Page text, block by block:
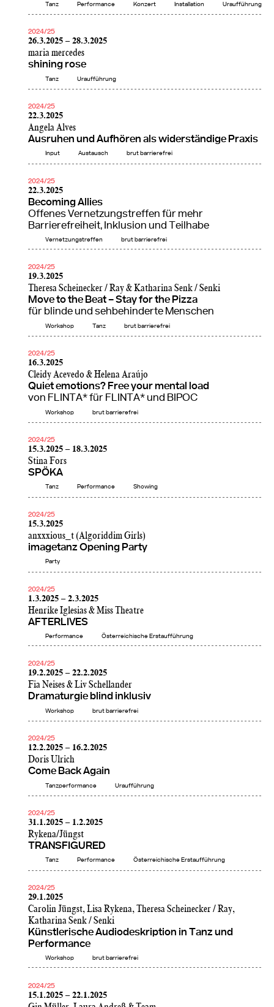
Tanz Performance Konzert Installation Uraufführung
2024/25
26.3.2025 – 28.3.2025
maria mercedes
shining rose
Tanz Uraufführung
2024/25
22.3.2025
Angela Alves
Ausruhen und Aufhören als widerständige Praxis
Input Austausch brut barrierefrei
2024/25
22.3.2025
Becoming Allies
Offenes Vernetzungstreffen für mehr
Barrierefreiheit, Inklusion und Teilhabe
Vernetzungstreffen brut barrierefrei
2024/25
19.3.2025
Theresa Scheinecker / Ray & Katharina Senk / Senki
Move to the Beat – Stay for the Pizza
für blinde und sehbehinderte Menschen
Workshop Tanz brut barrierefrei
2024/25
16.3.2025
Cleidy Acevedo & Helena Araújo
Quiet emotions? Free your mental load
von FLINTA* für FLINTA* und BIPOC
Workshop brut barrierefrei
2024/25
15.3.2025 – 18.3.2025
Stina Fors
SPÖKA
Tanz Performance Showing
2024/25
15.3.2025
anxxxious_t (Algoriddim Girls)
imagetanz Opening Party
Party
2024/25
1.3.2025 – 2.3.2025
Henrike Iglesias & Miss Theatre
AFTERLIVES
Performance Österreichische Erstaufführung
2024/25
19.2.2025 – 22.2.2025
Fia Neises & Liv Schellander
Dramaturgie blind inklusiv
Workshop brut barrierefrei
2024/25
12.2.2025 – 16.2.2025
Doris Ulrich
Come Back Again
Tanzperformance Uraufführung
2024/25
31.1.2025 – 1.2.2025
Rykena/Jüngst
TRANSFIGURED
Tanz Performance Österreichische Erstaufführung
2024/25
29.1.2025
Carolin Jüngst, Lisa Rykena, Theresa Scheinecker / Ray,
Katharina Senk / Senki
Künstlerische Audiodeskription in Tanz und
Performance
Workshop brut barrierefrei
2024/25
15.1.2025 – 22.1.2025